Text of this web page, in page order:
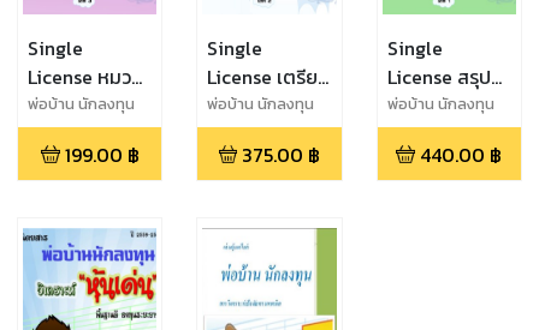
Single
License หมวด
จรรยาบรรณ
เตรียมสอบ ใบ
อนุญาต ผู้เเนะ
ตลาดหลักทรัพย์
หุ้น การเงิน
พ่อบ้าน นักลงทุน
199.00 ฿
Single
License เตรียม
สอบ ใบอนุญาต
ผู้เเนะนำการ
ลงทุนด้าน
พ่อบ้าน นักลงทุน
375.00 ฿
Single
License สรุป
เนื้อหาติวเข้ม
พร้อมสอบ
พ่อบ้าน นักลงทุน
440.00 ฿